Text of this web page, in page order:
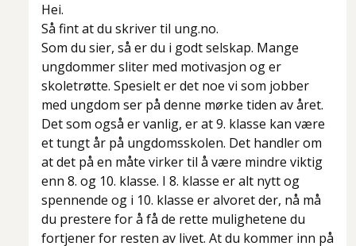
Hei.
Så fint at du skriver til ung.no.
Som du sier, så er du i godt selskap. Mange
ungdommer sliter med motivasjon og er
skoletrøtte. Spesielt er det noe vi som jobber
med ungdom ser på denne mørke tiden av året.
Det som også er vanlig, er at 9. klasse kan være
et tungt år på ungdomsskolen. Det handler om
at det på en måte virker til å være mindre viktig
enn 8. og 10. klasse. I 8. klasse er alt nytt og
spennende og i 10. klasse er alvoret der, nå må
du prestere for å få de rette mulighetene du
fortjener for resten av livet. At du kommer inn på